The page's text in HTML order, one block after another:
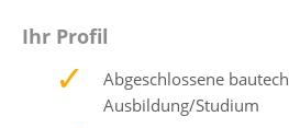
Ihr Profil
Abgeschlossene
Ausbildung/Studium